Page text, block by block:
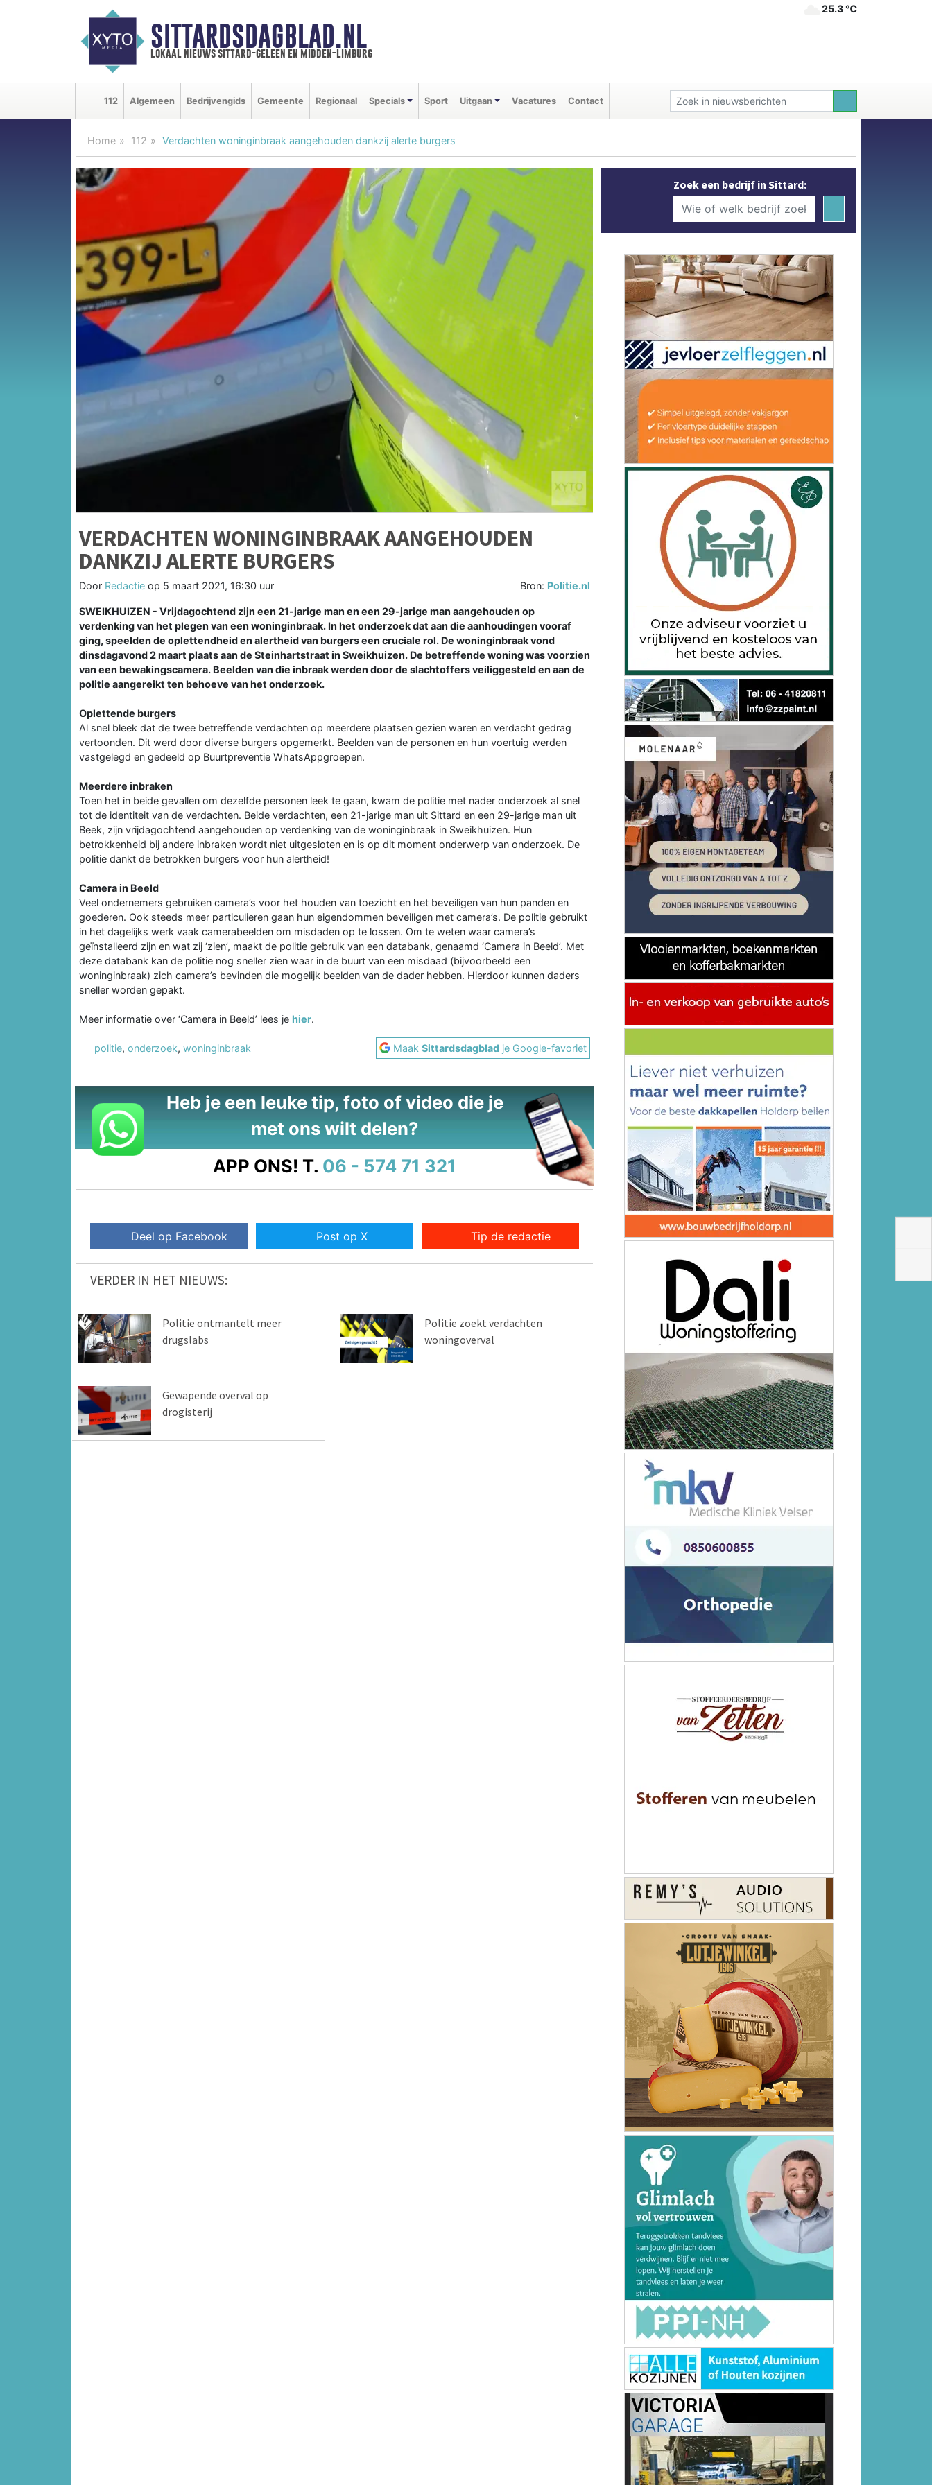
SITTARDSDAGBLAD.NL
lokaal nieuws sittard-geleen en midden-limburg
25.3 ℃
112 Algemeen Bedrijvengids Gemeente Regionaal Specials Sport Uitgaan Vacatures Contact
Home 112 Verdachten woninginbraak aangehouden dankzij alerte burgers
VERDACHTEN WONINGINBRAAK AANGEHOUDEN
DANKZIJ ALERTE BURGERS
Door Redactie op 5 maart 2021, 16:30 uur Bron: Politie.nl
SWEIKHUIZEN - Vrijdagochtend zijn een 21-jarige man en een 29-jarige man aangehouden op
verdenking van het plegen van een woninginbraak. In het onderzoek dat aan die aanhoudingen vooraf
ging, speelden de oplettendheid en alertheid van burgers een cruciale rol. De woninginbraak vond
dinsdagavond 2 maart plaats aan de Steinhartstraat in Sweikhuizen. De betreffende woning was voorzien
van een bewakingscamera. Beelden van die inbraak werden door de slachtoffers veiliggesteld en aan de
politie aangereikt ten behoeve van het onderzoek.
Oplettende burgers
Al snel bleek dat de twee betreffende verdachten op meerdere plaatsen gezien waren en verdacht gedrag
vertoonden. Dit werd door diverse burgers opgemerkt. Beelden van de personen en hun voertuig werden
vastgelegd en gedeeld op Buurtpreventie WhatsAppgroepen.
Meerdere inbraken
Toen het in beide gevallen om dezelfde personen leek te gaan, kwam de politie met nader onderzoek al snel
tot de identiteit van de verdachten. Beide verdachten, een 21-jarige man uit Sittard en een 29-jarige man uit
Beek, zijn vrijdagochtend aangehouden op verdenking van de woninginbraak in Sweikhuizen. Hun
betrokkenheid bij andere inbraken wordt niet uitgesloten en is op dit moment onderwerp van onderzoek. De
politie dankt de betrokken burgers voor hun alertheid!
Camera in Beeld
Veel ondernemers gebruiken camera’s voor het houden van toezicht en het beveiligen van hun panden en
goederen. Ook steeds meer particulieren gaan hun eigendommen beveiligen met camera’s. De politie gebruikt
in het dagelijks werk vaak camerabeelden om misdaden op te lossen. Om te weten waar camera’s
geïnstalleerd zijn en wat zij ‘zien’, maakt de politie gebruik van een databank, genaamd ‘Camera in Beeld’. Met
deze databank kan de politie nog sneller zien waar in de buurt van een misdaad (bijvoorbeeld een
woninginbraak) zich camera’s bevinden die mogelijk beelden van de dader hebben. Hierdoor kunnen daders
sneller worden gepakt.
Meer informatie over ‘Camera in Beeld’ lees je hier.
politie, onderzoek, woninginbraak MaakSittardsdagblad je Google-favoriet
Heb je een leuke tip, foto of video die je
met ons wilt delen?
APP ONS! T. 06 - 574 71 321
Deel op Facebook Post op X Tip de redactie
VERDER IN HET NIEUWS:
Politie ontmantelt meer
drugslabs
Politie zoekt verdachten
woningoverval
Gewapende overval op
drogisterij
Zoek een bedrijf in Sittard: